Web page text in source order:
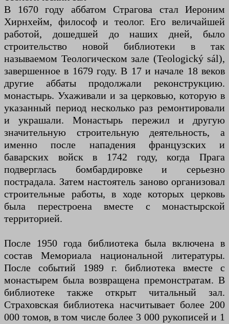
В 1670 году аббатом Страгова стал Иероним
Хирнхейм, философ и теолог. Его величайшей
работой, дошедшей до наших дней, было
строительство новой библиотеки в так
называемом Теологическом зале (Teologický sál),
завершенное в 1679 году. В 17 и начале 18 веков
другие аббаты продолжали реконструкцию.
монастырь. Ухаживали и за церковью, которую в
указанный период несколько раз ремонтировали
и украшали. Монастырь пережил и другую
значительную строительную деятельность, а
именно после нападения французских и
баварских войск в 1742 году, когда Прага
подверглась бомбардировке и серьезно
пострадала. Затем настоятель заново организовал
строительные работы, в ходе которых церковь
была перестроена вместе с монастырской
территорией.
После 1950 года библиотека была включена в
состав Мемориала национальной литературы.
После событий 1989 г. библиотека вместе с
монастырем была возвращена премонстратам. В
библиотеке также открыт читальный зал.
Страховская библиотека насчитывает более 200
000 томов, в том числе более 3 000 рукописей и 1